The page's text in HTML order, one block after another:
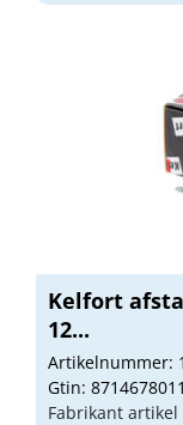
Kelfort
12...
Artikelnummer:
Gtin:
Fabrikant